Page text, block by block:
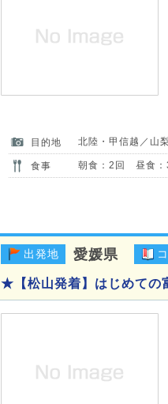
目的地 北陸・甲信越／山
食事 朝食：2回 昼食
出発地 愛媛県
★【松山発着】はじめての